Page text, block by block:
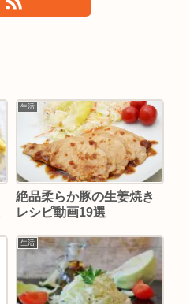
生活
絶品柔らか豚の生姜焼き
レシピ動画19選
生活